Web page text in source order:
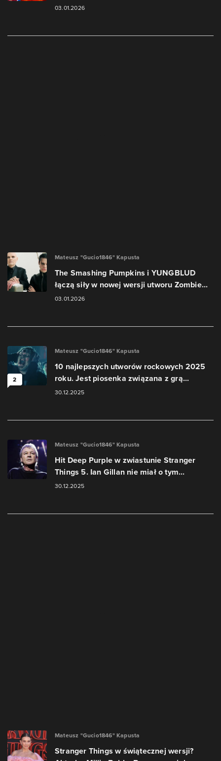
03.01.2026
Mateusz "Gucio1846" Kapusta
The Smashing Pumpkins i YUNGBLUD
łączą siły w nowej wersji utworu Zombie...
03.01.2026
2
Mateusz "Gucio1846" Kapusta
10 najlepszych utworów rockowych 2025
roku. Jest piosenka związana z grą...
30.12.2025
Mateusz "Gucio1846" Kapusta
Hit Deep Purple w zwiastunie Stranger
Things 5. Ian Gillan nie miał o tym...
30.12.2025
Mateusz "Gucio1846" Kapusta
Stranger Things w świątecznej wersji?